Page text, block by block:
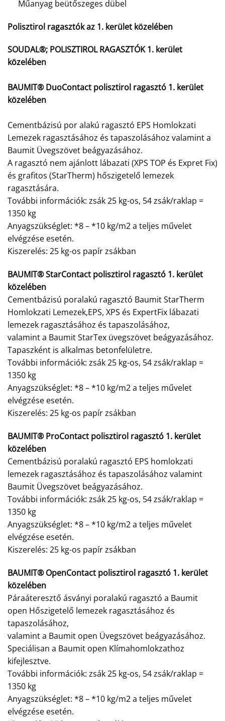
Műanyag beütőszeges dübel
Polisztirol ragasztók az 1. kerület közelében
SOUDAL®; POLISZTIROL RAGASZTÓK 1. kerület
közelében
BAUMIT® DuoContact polisztirol ragasztó 1. kerület
közelében
Cementbázisú por alakú ragasztó EPS Homlokzati
Lemezek ragasztásához és tapaszolásához valamint a
Baumit Üvegszövet beágyazásához.
A ragasztó nem ajánlott lábazati (XPS TOP és Expret Fix)
és grafitos (StarTherm) hőszigetelő lemezek
ragasztására.
További információk: zsák 25 kg-os, 54 zsák/raklap =
1350 kg
Anyagszükséglet: *8 – *10 kg/m2 a teljes művelet
elvégzése esetén.
Kiszerelés: 25 kg-os papír zsákban
BAUMIT® StarContact polisztirol ragasztó 1. kerület
közelében
Cementbázisú poralakú ragasztó Baumit StarTherm
Homlokzati Lemezek,EPS, XPS és ExpertFix lábazati
lemezek ragasztásához és tapaszolásához,
valamint a Baumit StarTex üvegszövet beágyazásához.
Tapaszként is alkalmas betonfelületre.
További információk: zsák 25 kg-os, 54 zsák/raklap =
1350 kg
Anyagszükséglet: *8 – *10 kg/m2 a teljes művelet
elvégzése esetén.
Kiszerelés: 25 kg-os papír zsákban
BAUMIT® ProContact polisztirol ragasztó 1. kerület
közelében
Cementbázisú poralakú ragasztó EPS homlokzati
lemezek ragasztásához és tapaszolásához valamint
Baumit Üvegszövet beágyazásához.
További információk: zsák 25 kg-os, 54 zsák/raklap =
1350 kg
Anyagszükséglet: *8 – *10 kg/m2 a teljes művelet
elvégzése esetén.
Kiszerelés: 25 kg-os papír zsákban
BAUMIT® OpenContact polisztirol ragasztó 1. kerület
közelében
Páraáteresztő ásványi poralakú ragasztó a Baumit
open Hőszigetelő lemezek ragasztásához és
tapaszolásához,
valamint a Baumit open Üvegszövet beágyazásához.
Speciálisan a Baumit open Klímahomlokzathoz
kifejlesztve.
További információk: zsák 25 kg-os, 54 zsák/raklap =
1350 kg
Anyagszükséglet: *8 – *10 kg/m2 a teljes művelet
elvégzése esetén.